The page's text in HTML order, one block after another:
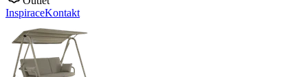
InspiraceKontakt